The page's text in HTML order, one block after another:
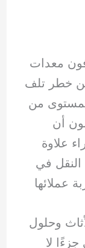
معدات
من خطر تلف
من
أن
علاوة
في
عملائها
وحلول
لا